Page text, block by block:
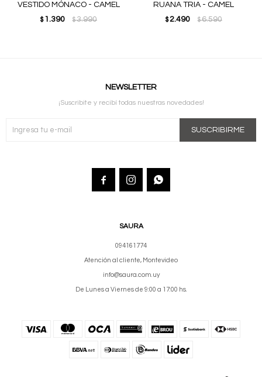
VESTIDO MÓNACO - CAMEL
$ 1.390 $3.990
RUANA TRIA - CAMEL
$ 2.490 $6.590
SAURA
094161774
Atención al cliente, Montevideo
info@saura.com.uy
De Lunes a Viernes de 9:00 a 17:00 hs.
NEWSLETTER
¡Suscribite y recibí todas nuestras novedades!
SUSCRIBIRME
  